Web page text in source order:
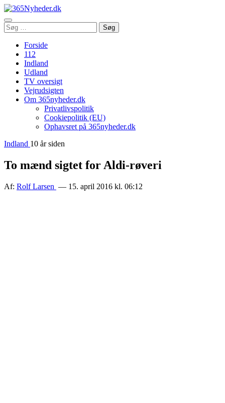
Åbn
menu
Søg
efter:
Søg
Forside
112
Indland
Udland
TV oversigt
Vejrudsigten
Om 365nyheder.dk
Privatlivspolitik
Cookiepolitik (EU)
Ophavsret på 365nyheder.dk
Indland 10 år siden
To mænd sigtet for Aldi-røveri
Af: Rolf Larsen — 15. april 2016 kl. 06:12